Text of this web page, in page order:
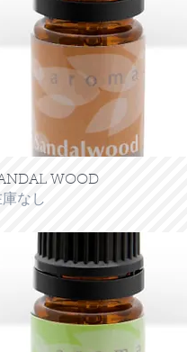
クイックビュー
WOOD
なし